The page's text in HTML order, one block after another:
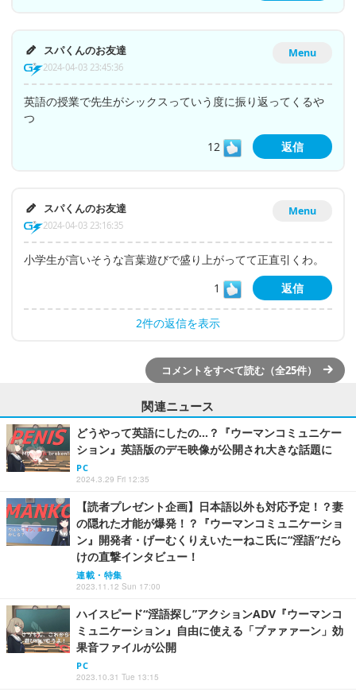
Menu
スパくんのお友達
2024-04-03 23:45:36
英語の授業で先生がシックスっていう度に振り返ってくるや
つ
12
返信
Menu
スパくんのお友達
2024-04-03 23:16:35
小学生が言いそうな言葉遊びで盛り上がってて正直引くわ。
1
返信
2件の返信を表示
コメントをすべて読む（全25件）
関連ニュース
どうやって英語にしたの…？『ウーマンコミュニケー
ション』英語版のデモ映像が公開され大きな話題に
PC
2024.3.29 Fri 12:35
【読者プレゼント企画】日本語以外も対応予定！？妻
の隠れた才能が爆発！？『ウーマンコミュニケーショ
ン』開発者・げーむくりえいたーねこ氏に“淫語”だら
けの直撃インタビュー！
連載・特集
2023.11.12 Sun 17:00
ハイスピード“淫語探し”アクションADV『ウーマンコ
ミュニケーション』自由に使える「プァァァーン」効
果音ファイルが公開
PC
2023.10.31 Tue 13:15